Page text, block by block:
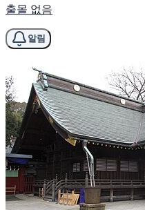
출몰 없음
알림